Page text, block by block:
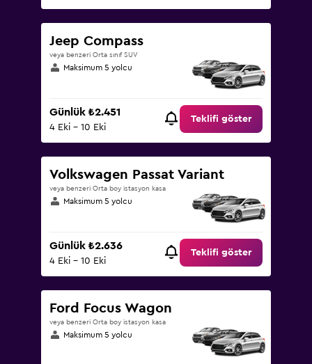
Jeep Compass
veya benzeri Orta sınıf SUV
Maksimum 5 yolcu
Günlük ₺2.451
4 Eki - 10 Eki
Teklifi göster
Volkswagen Passat Variant
veya benzeri Orta boy istasyon kasa
Maksimum 5 yolcu
Günlük ₺2.636
4 Eki - 10 Eki
Teklifi göster
Ford Focus Wagon
veya benzeri Orta boy istasyon kasa
Maksimum 5 yolcu